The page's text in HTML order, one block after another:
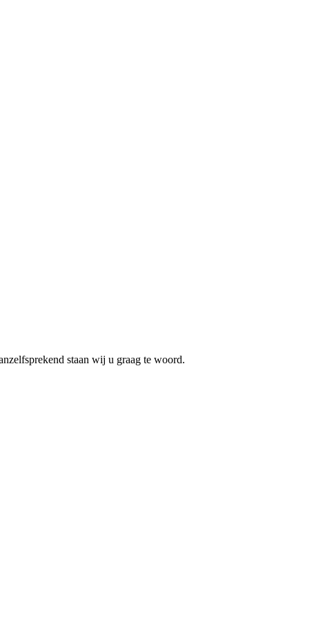
staan wij u graag te woord.